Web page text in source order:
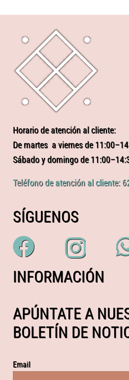
Horario de atención al cliente:
De martes a viernes de
Sábado y domingo de
Teléfono de atención al cliente:
SÍGUENOS
INFORMACIÓN
APÚNTATE A
BOLETÍN DE
Email